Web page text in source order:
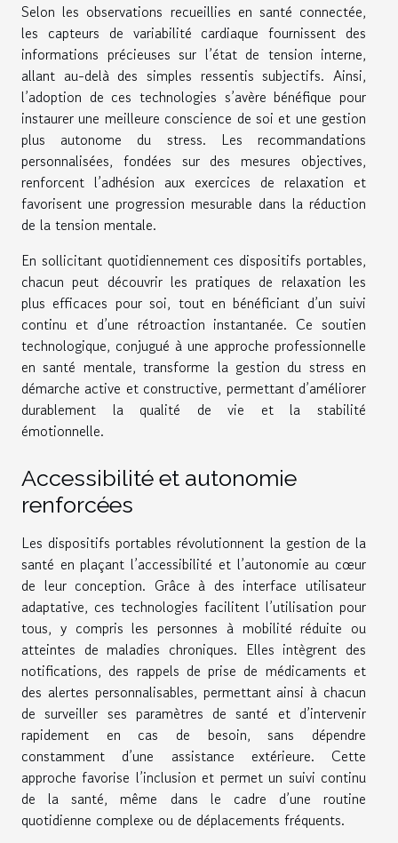
Selon les observations recueillies en santé connectée,
les capteurs de variabilité cardiaque fournissent des
informations précieuses sur l’état de tension interne,
allant au-delà des simples ressentis subjectifs. Ainsi,
l’adoption de ces technologies s’avère bénéfique pour
instaurer une meilleure conscience de soi et une gestion
plus autonome du stress. Les recommandations
personnalisées, fondées sur des mesures objectives,
renforcent l’adhésion aux exercices de relaxation et
favorisent une progression mesurable dans la réduction
de la tension mentale.
En sollicitant quotidiennement ces dispositifs portables,
chacun peut découvrir les pratiques de relaxation les
plus efficaces pour soi, tout en bénéficiant d’un suivi
continu et d’une rétroaction instantanée. Ce soutien
technologique, conjugué à une approche professionnelle
en santé mentale, transforme la gestion du stress en
démarche active et constructive, permettant d’améliorer
durablement la qualité de vie et la stabilité
émotionnelle.
Accessibilité et autonomie
renforcées
Les dispositifs portables révolutionnent la gestion de la
santé en plaçant l’accessibilité et l’autonomie au cœur
de leur conception. Grâce à des interface utilisateur
adaptative, ces technologies facilitent l’utilisation pour
tous, y compris les personnes à mobilité réduite ou
atteintes de maladies chroniques. Elles intègrent des
notifications, des rappels de prise de médicaments et
des alertes personnalisables, permettant ainsi à chacun
de surveiller ses paramètres de santé et d’intervenir
rapidement en cas de besoin, sans dépendre
constamment d’une assistance extérieure. Cette
approche favorise l’inclusion et permet un suivi continu
de la santé, même dans le cadre d’une routine
quotidienne complexe ou de déplacements fréquents.